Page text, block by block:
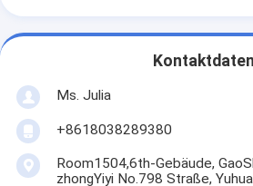
Kontaktdaten
Ms. Julia
+8618038289380
Room1504,6th-Gebäude,
zhongYiyi No.798 Straße,